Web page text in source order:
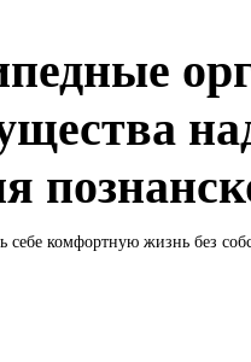
себе комфортную жизнь без